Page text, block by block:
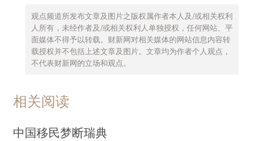
观点频道所发布文章及图片之版权属作者本人及/或相关权利
人所有，未经作者及/或相关权利人单独授权，任何网站、平
面媒体不得予以转载。财新网对相关媒体的网站信息内容转
载授权并不包括上述文章及图片。文章均为作者个人观点，
不代表财新网的立场和观点。
相关阅读
中国移民梦断瑞典